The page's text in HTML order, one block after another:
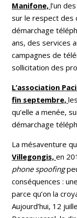
Manifone, l’un
sur le respect des
démarchage
ans, des services
campagnes de
sollicitation des
L’association
fin septembre, le
qu’elle a menée,
démarchage
La mésaventure
Villegongis, en 2
phone spoofing
conséquences :
parce qu’on la
Aujourd’hui, 12